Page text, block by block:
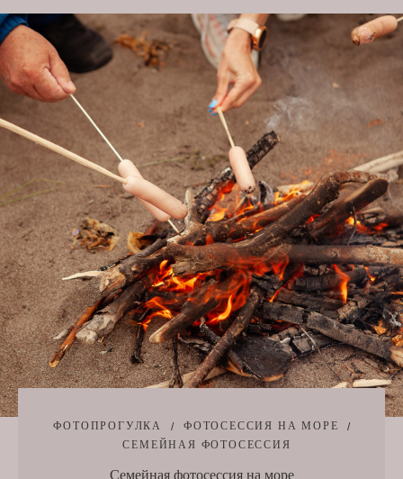
ФОТОПРОГУЛКА
ФОТОСЕССИЯ НА МОРЕ
СЕМЕЙНАЯ ФОТОСЕССИЯ
Семейная фотосессия на море